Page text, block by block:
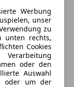
Werbung
unser
zu
unten rechts,
Cookies
oder den
Auswahl
oder um der